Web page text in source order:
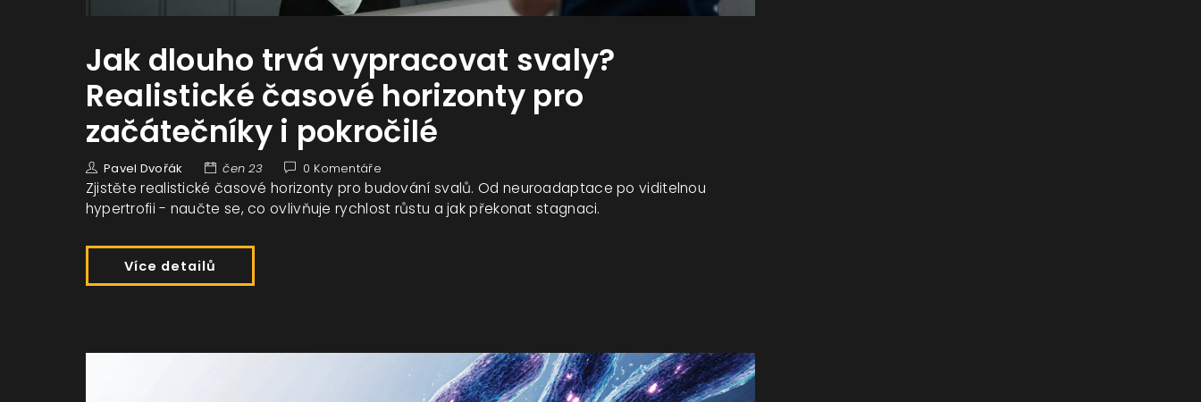
Jak dlouho trvá vypracovat svaly?
Realistické časové horizonty pro
začátečníky i pokročilé
Pavel Dvořák čen 23 0 Komentáře
Zjistěte realistické časové horizonty pro budování svalů. Od neuroadaptace po viditelnou
hypertrofii - naučte se, co ovlivňuje rychlost růstu a jak překonat stagnaci.
Více detailů